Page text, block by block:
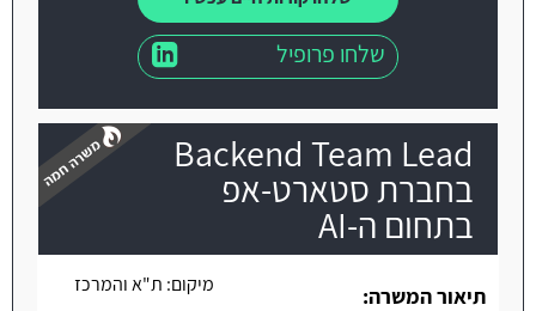
שלחו פרופיל
Backend Team Lead
בחברת סטארט-אפ
בתחום ה-AI
משרה חמה
מיקום: ת"א והמרכז
תיאור המשרה: